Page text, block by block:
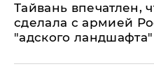
Тайвань впечатлен,
сделала с армией
"адского ландшафта"